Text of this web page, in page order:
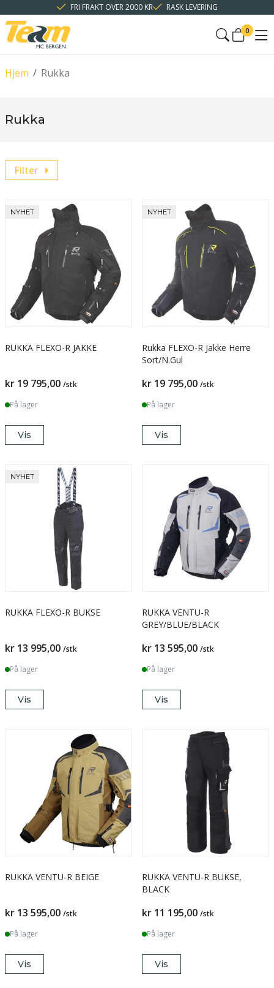
FRI FRAKT OVER 2000 KR RASK LEVERING
0
/
Hjem Rukka
Rukka
Filter
NYHET
RUKKA FLEXO-R JAKKE
kr 19 795,00 /stk
På lager
Vis
NYHET
Rukka FLEXO-R Jakke Herre
Sort/N.Gul
kr 19 795,00 /stk
På lager
Vis
NYHET
RUKKA FLEXO-R BUKSE
kr 13 995,00 /stk
På lager
Vis
RUKKA VENTU-R
GREY/BLUE/BLACK
kr 13 595,00 /stk
På lager
Vis
RUKKA VENTU-R BEIGE
kr 13 595,00 /stk
På lager
Vis
RUKKA VENTU-R BUKSE,
BLACK
kr 11 195,00 /stk
På lager
Vis